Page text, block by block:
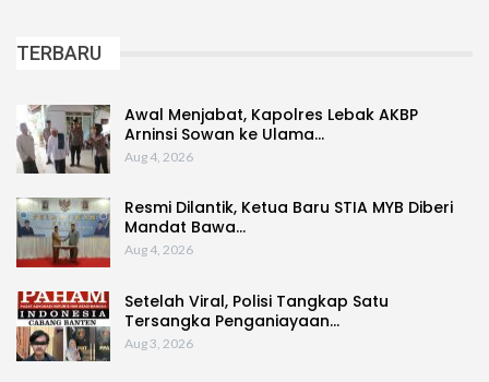
TERBARU
Awal Menjabat, Kapolres Lebak AKBP
Arninsi Sowan ke Ulama…
Aug 4, 2026
Resmi Dilantik, Ketua Baru STIA MYB Diberi
Mandat Bawa…
Aug 4, 2026
Setelah Viral, Polisi Tangkap Satu
Tersangka Penganiayaan…
Aug 3, 2026